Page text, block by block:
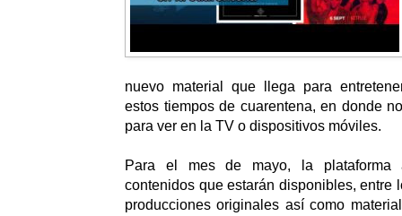
nuevo material que llega para
estos tiempos de cuarentena, en donde
para ver en la TV o dispositivos móviles.
Para el mes de mayo, la plataforma
contenidos que estarán disponibles, entre
producciones originales así como